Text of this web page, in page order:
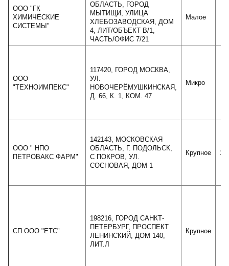
ООО "ГК
ХИМИЧЕСКИЕ
СИСТЕМЫ"
ОБЛАСТЬ, ГОРОД
МЫТИЩИ, УЛИЦА
ХЛЕБОЗАВОДСКАЯ, ДОМ
4, ЛИТ/ОБЪЕКТ В/1,
ЧАСТЬ/ОФИС 7/21
Малое
ООО
"ТЕХНОИМПЕКС"
117420, ГОРОД МОСКВА,
УЛ.
НОВОЧЕРЁМУШКИНСКАЯ,
Д. 66, К. 1, КОМ. 47
Микро
ООО " НПО
ПЕТРОВАКС ФАРМ"
142143, МОСКОВСКАЯ
ОБЛАСТЬ, Г. ПОДОЛЬСК,
С ПОКРОВ, УЛ.
СОСНОВАЯ, ДОМ 1
Крупное
СП ООО "ЕТС"
198216, ГОРОД САНКТ-
ПЕТЕРБУРГ, ПРОСПЕКТ
ЛЕНИНСКИЙ, ДОМ 140,
ЛИТ.Л
Крупное